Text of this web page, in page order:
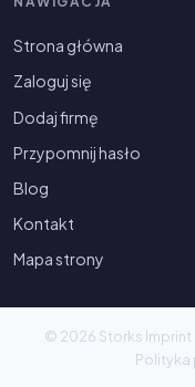
Strona główna
Zaloguj się
Dodaj firmę
Przypomnij hasło
Blog
Kontakt
Mapa strony
© 2026 Storks Imprint
Polityka